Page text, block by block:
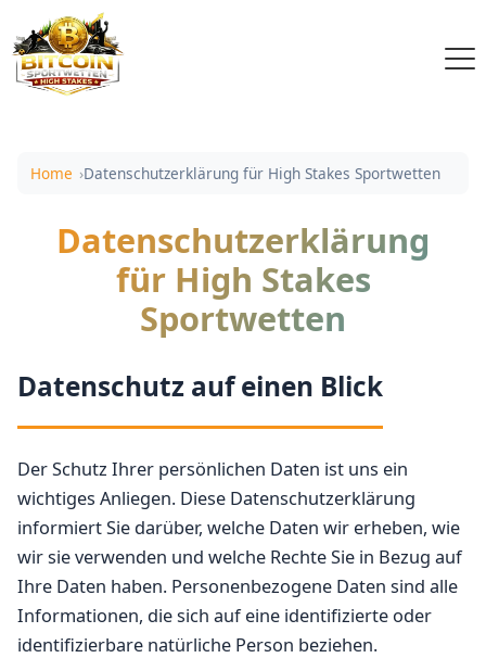
Home Datenschutzerklärung für High Stakes Sportwetten
Datenschutzerklärung
für High Stakes
Sportwetten
Datenschutz auf einen Blick
Der Schutz Ihrer persönlichen Daten ist uns ein
wichtiges Anliegen. Diese Datenschutzerklärung
informiert Sie darüber, welche Daten wir erheben, wie
wir sie verwenden und welche Rechte Sie in Bezug auf
Ihre Daten haben. Personenbezogene Daten sind alle
Informationen, die sich auf eine identifizierte oder
identifizierbare natürliche Person beziehen.